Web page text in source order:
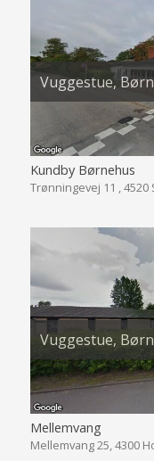
Vuggestue,
Kundby Børnehus
Trønningevej 11 , 4520
Vuggestue,
Mellemvang
Mellemvang 25, 4300